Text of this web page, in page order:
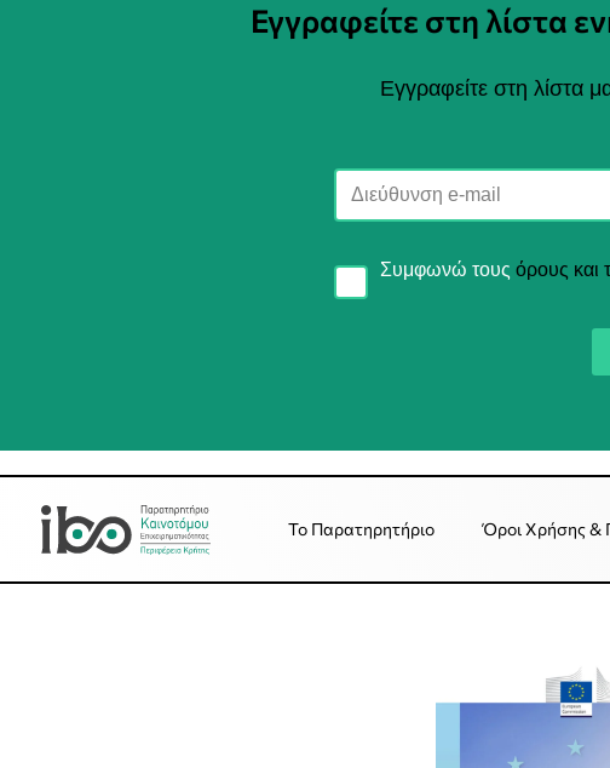
Εγγραφείτε στη λίστα
Εγγραφείτε στη λίστα
Συμφωνώ τουςόρους και
Το Παρατηρητήριο Όροι Χρήσης &